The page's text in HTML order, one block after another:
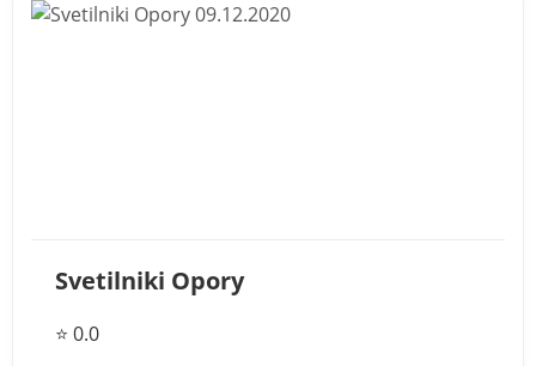
09.12.2020
Svetilniki Opory
⭐ 0.0